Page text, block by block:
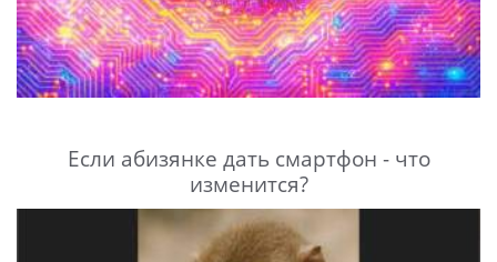
Если абизянке дать смартфон - что
изменится?